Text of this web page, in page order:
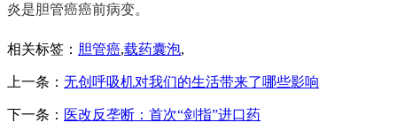
炎是胆管癌癌前病变。
相关标签： 胆管癌,载药囊泡,
上一条： 无创呼吸机对我们的生活带来了哪些影响
下一条： 医改反垄断：首次“剑指”进口药